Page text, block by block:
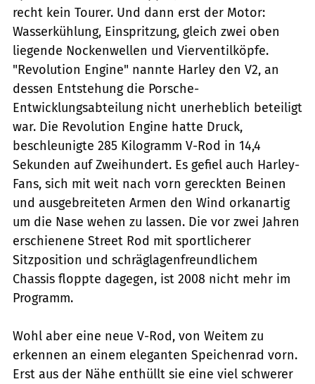
recht kein Tourer. Und dann erst der Motor:
Wasserkühlung, Einspritzung, gleich zwei oben
liegende Nockenwellen und Vierventilköpfe.
"Revolution Engine" nannte Harley den V2, an
dessen Entstehung die Porsche-
Entwicklungsabteilung nicht unerheblich beteiligt
war. Die Revolution Engine hatte Druck,
beschleunigte 285 Kilogramm V-Rod in 14,4
Sekunden auf Zweihundert. Es gefiel auch Harley-
Fans, sich mit weit nach vorn gereckten Beinen
und ausgebreiteten Armen den Wind orkanartig
um die Nase wehen zu lassen. Die vor zwei Jahren
erschienene Street Rod mit sportlicherer
Sitzposition und schräglagenfreundlichem
Chassis floppte dagegen, ist 2008 nicht mehr im
Programm.
Wohl aber eine neue V-Rod, von Weitem zu
erkennen an einem eleganten Speichenrad vorn.
Erst aus der Nähe enthüllt sie eine viel schwerer